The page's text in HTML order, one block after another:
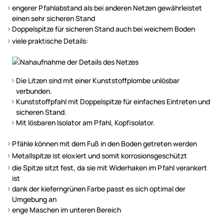
engerer Pfahlabstand als bei anderen Netzen gewährleistet
einen sehr sicheren Stand
Doppelspitze für sicheren Stand auch bei weichem Boden
viele praktische Details:
Die Litzen sind mit einer Kunststoffplombe unlösbar
verbunden.
Kunststoffpfahl mit Doppelspitze für einfaches Eintreten und
sicheren Stand.
Mit lösbaren Isolator am Pfahl, Kopfisolator.
Pfähle können mit dem Fuß in den Boden getreten werden
Metallspitze ist eloxiert und somit korrosionsgeschützt
die Spitze sitzt fest, da sie mit Widerhaken im Pfahl verankert
ist
dank der kieferngrünen Farbe passt es sich optimal der
Umgebung an
enge Maschen im unteren Bereich